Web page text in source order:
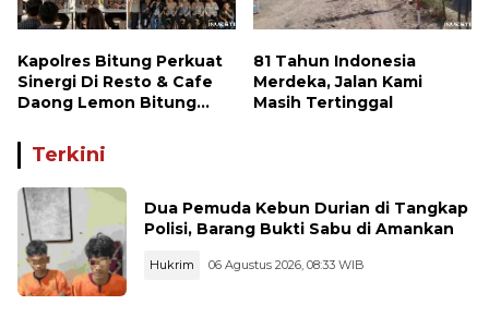
Kapolres Bitung Perkuat
Sinergi Di Resto & Cafe
Daong Lemon Bitung
81 Tahun Indonesia
Merdeka, Jalan Kami
Masih Tertinggal
Terkini
Dua Pemuda Kebun Durian di Tangkap
Polisi, Barang Bukti Sabu di Amankan
Hukrim 06 Agustus 2026, 08:33 WIB